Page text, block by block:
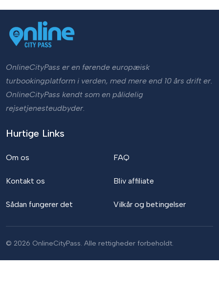
OnlineCityPass er en førende europæisk
turbookingplatform i verden, med mere end 10 års drift er.
OnlineCityPass kendt som en pålidelig
rejsetjenesteudbyder.
Hurtige Links
Om os
Kontakt os
Sådan fungerer det
FAQ
Bliv affiliate
Vilkår og betingelser
© 2026 OnlineCityPass. Alle rettigheder forbeholdt.